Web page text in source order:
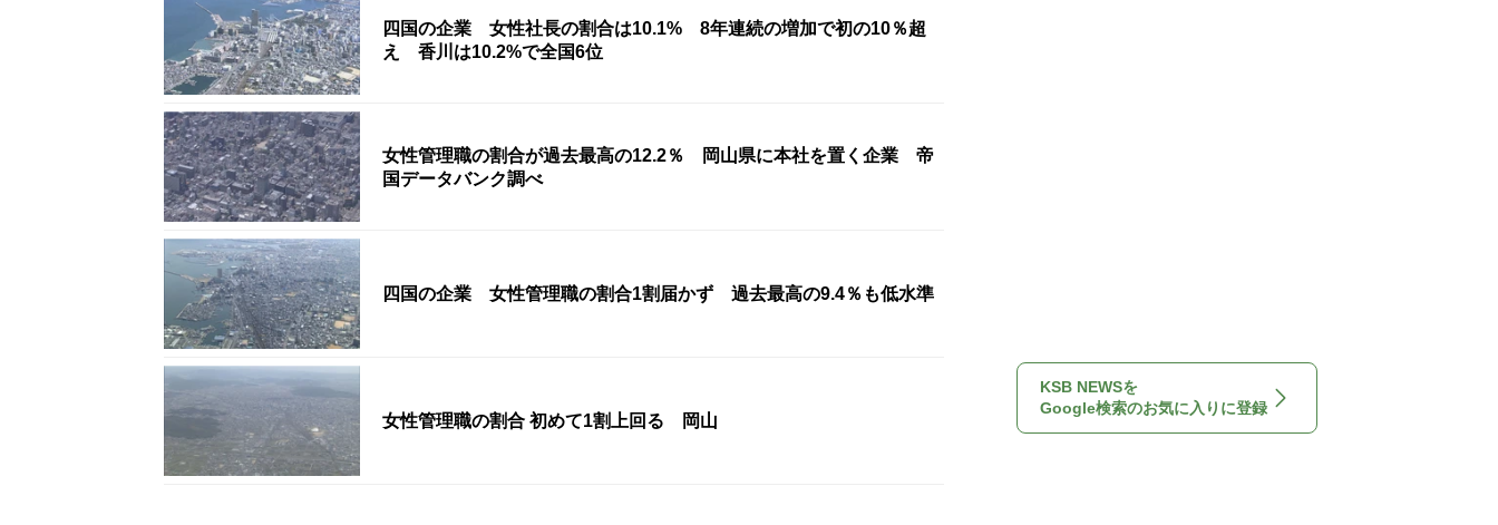
四国の企業 女性社長の割合は10.1% 8年連続の増加で初の10％超
え 香川は10.2%で全国6位
女性管理職の割合が過去最高の12.2％ 岡山県に本社を置く企業 帝
国データバンク調べ
四国の企業 女性管理職の割合1割届かず 過去最高の9.4％も低水準
女性管理職の割合 初めて1割上回る 岡山
KSB NEWSを
Google検索のお気に入りに登録